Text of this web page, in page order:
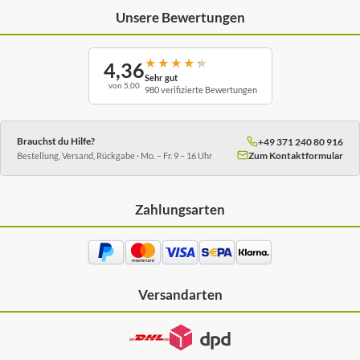
Unsere Bewertungen
4,36
von 5,00
★ ★ ★ ★ ★
Sehr gut
980 verifizierte Bewertungen
Brauchst du Hilfe?
Bestellung, Versand, Rückgabe · Mo. – Fr. 9 – 16 Uhr
+49 371 240 80 916
Zum Kontaktformular
Zahlungsarten
Versandarten